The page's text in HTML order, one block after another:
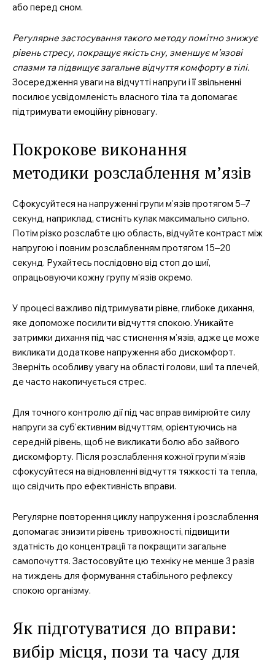
або перед сном.
Регулярне застосування такого методу помітно знижує
рівень стресу, покращує якість сну, зменшує м’язові
спазми та підвищує загальне відчуття комфорту в тілі.
Зосередження уваги на відчутті напруги і її звільненні
посилює усвідомленість власного тіла та допомагає
підтримувати емоційну рівновагу.
Покрокове виконання
методики розслаблення м’язів
Сфокусуйтеся на напруженні групи м’язів протягом 5–7
секунд, наприклад, стисніть кулак максимально сильно.
Потім різко розслабте цю область, відчуйте контраст між
напругою і повним розслабленням протягом 15–20
секунд. Рухайтесь послідовно від стоп до шиї,
опрацьовуючи кожну групу м’язів окремо.
У процесі важливо підтримувати рівне, глибоке дихання,
яке допоможе посилити відчуття спокою. Уникайте
затримки дихання під час стиснення м’язів, адже це може
викликати додаткове напруження або дискомфорт.
Зверніть особливу увагу на області голови, шиї та плечей,
де часто накопичується стрес.
Для точного контролю дії під час вправ вимірюйте силу
напруги за суб’єктивним відчуттям, орієнтуючись на
середній рівень, щоб не викликати болю або зайвого
дискомфорту. Після розслаблення кожної групи м’язів
сфокусуйтеся на відновленні відчуття тяжкості та тепла,
що свідчить про ефективність вправи.
Регулярне повторення циклу напруження і розслаблення
допомагає знизити рівень тривожності, підвищити
здатність до концентрації та покращити загальне
самопочуття. Застосовуйте цю техніку не менше 3 разів
на тиждень для формування стабільного рефлексу
спокою організму.
Як підготуватися до вправи:
вибір місця, пози та часу для